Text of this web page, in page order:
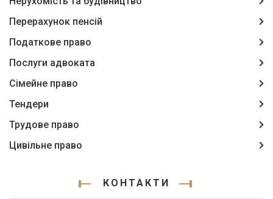
Перерахунок пенсій
Податкове право
Послуги адвоката
Сімейне право
Тендери
Трудове право
Цивільне право
КОНТАКТИ